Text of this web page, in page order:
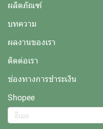
ผลิตภัณฑ์
บทความ
ผลงานของเรา
ติดต่อเรา
ช่องทางการชำระเงิน
Shopee